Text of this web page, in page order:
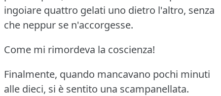
ingoiare quattro gelati uno dietro l'altro, senza
che neppur se n'accorgesse.
Come mi rimordeva la coscienza!
Finalmente, quando mancavano pochi minuti
alle dieci, si è sentito una scampanellata.